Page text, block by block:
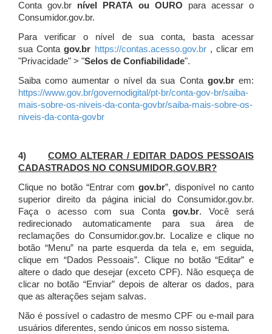
Conta gov.br nível PRATA ou OURO para acessar o
Consumidor.gov.br.
Para verificar o nível de sua conta, basta acessar
sua Contagov.br https://contas.acesso.gov.br, clicar em
"Privacidade" > "Selos de Confiabilidade".
Saiba como aumentar o nível da sua Conta gov.brem:
https://www.gov.br/governodigital/pt-br/conta-gov-br/saiba-
mais-sobre-os-niveis-da-conta-govbr/saiba-mais-sobre-os-
niveis-da-conta-govbr
4) COMO ALTERAR / EDITAR DADOS PESSOAIS
CADASTRADOS NO CONSUMIDOR.GOV.BR?
Clique no botão “Entrar comgov.br”, disponível no canto
superior direito da página inicial do Consumidor.gov.br.
Faça o acesso com sua Conta gov.br. Você será
redirecionado automaticamente para sua área de
reclamações do Consumidor.gov.br.
Localize e clique no
botão “Menu” na parte esquerda da tela e, em seguida,
clique em “Dados Pessoais”. Clique no botão “Editar” e
altere o dado que desejar (exceto CPF). Não esqueça de
clicar no botão “Enviar” depois de alterar os dados, para
que as alterações sejam salvas.
Não é possível o cadastro de mesmo CPF ou e-mail para
usuários diferentes, sendo únicos em nosso sistema.